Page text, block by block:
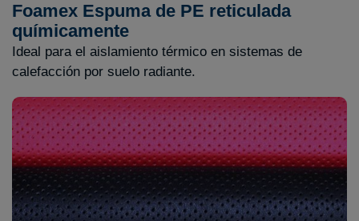
Foamex Espuma de PE reticulada
químicamente
Ideal para el aislamiento térmico en sistemas de
calefacción por suelo radiante.